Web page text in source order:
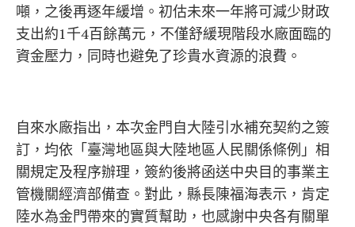
噸，之後再逐年緩增。初估未來一年將可減少財政
支出約1千4百餘萬元，不僅舒緩現階段水廠面臨的
資金壓力，同時也避免了珍貴水資源的浪費。
自來水廠指出，本次金門自大陸引水補充契約之簽
訂，均依「臺灣地區與大陸地區人民關係條例」相
關規定及程序辦理，簽約後將函送中央目的事業主
管機關經濟部備查。對此，縣長陳福海表示，肯定
陸水為金門帶來的實質幫助，也感謝中央各有關單